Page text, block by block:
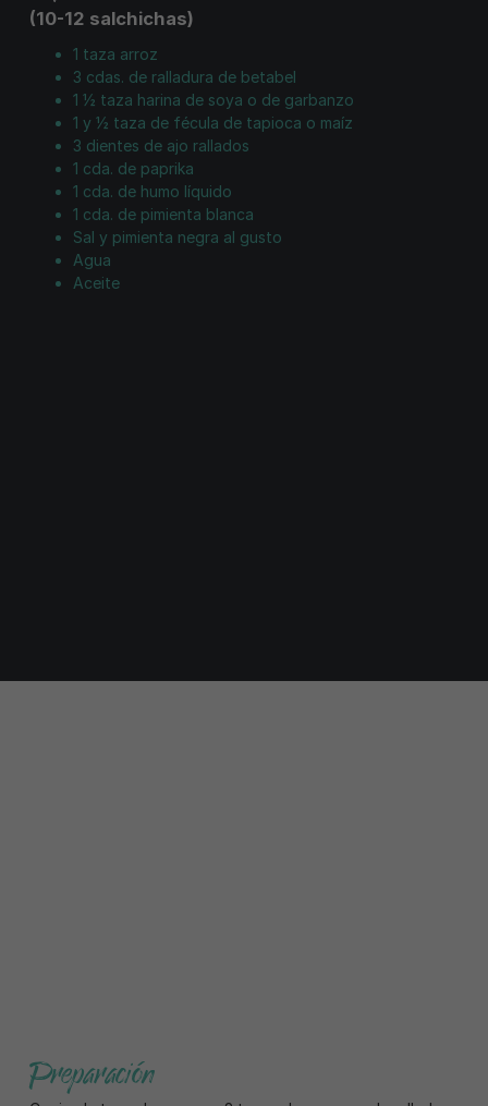
(10-12 salchichas)
1 taza arroz
3 cdas. de ralladura de betabel
1 ½ taza harina de soya o de garbanzo
1 y ½ taza de fécula de tapioca o maíz
3 dientes de ajo rallados
1 cda. de paprika
1 cda. de humo líquido
1 cda. de pimienta blanca
Sal y pimienta negra al gusto
Agua
Aceite
Preparación